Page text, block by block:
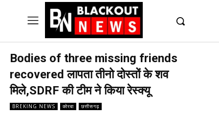
Bodies of three missing friends
recovered लापता तीनो दोस्तों के शव
मिले,SDRF की टीम ने किया रेस्क्यू
BREKING NEWS कोरबा छत्तीसगढ़